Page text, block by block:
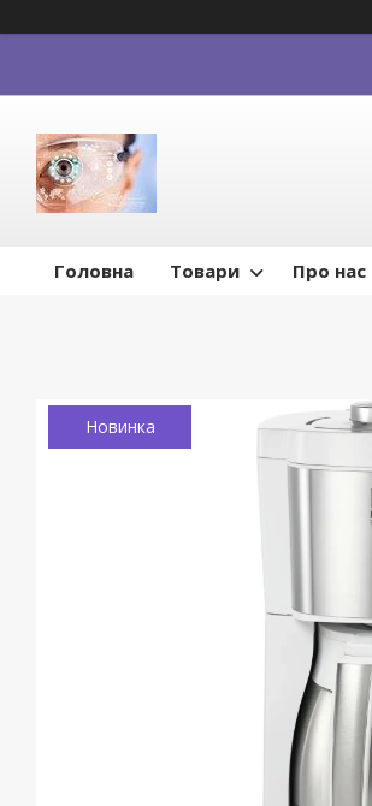
Головна Товари Про нас
Новинка